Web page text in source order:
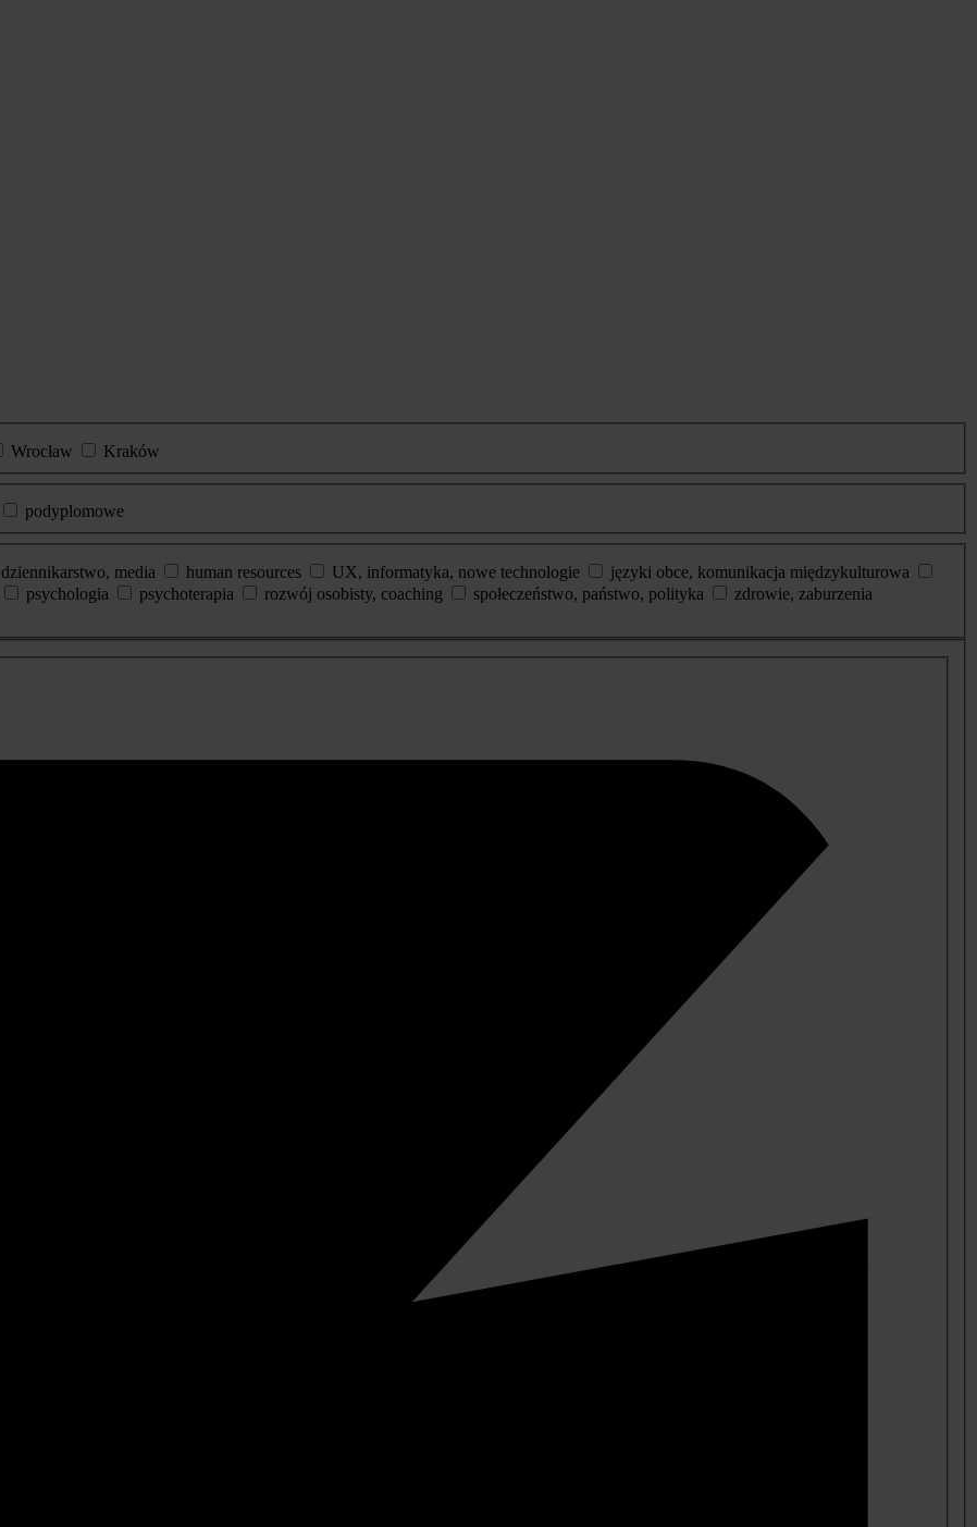
Wrocław
Kraków
podyplomowe
dziennikarstwo, media human resources UX, informatyka, nowe technologie
języki obce, komunikacja międzykulturowa
psychologia psychoterapia rozwój osobisty, coaching społeczeństwo, państwo, polityka
zdrowie, zaburzenia